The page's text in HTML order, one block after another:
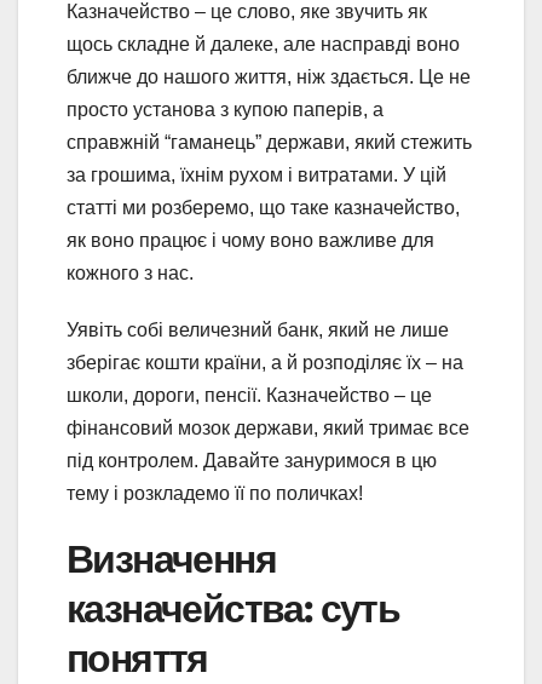
Казначейство – це слово, яке звучить як
щось складне й далеке, але насправді воно
ближче до нашого життя, ніж здається. Це не
просто установа з купою паперів, а
справжній “гаманець” держави, який стежить
за грошима, їхнім рухом і витратами. У цій
статті ми розберемо, що таке казначейство,
як воно працює і чому воно важливе для
кожного з нас.
Уявіть собі величезний банк, який не лише
зберігає кошти країни, а й розподіляє їх – на
школи, дороги, пенсії. Казначейство – це
фінансовий мозок держави, який тримає все
під контролем. Давайте зануримося в цю
тему і розкладемо її по поличках!
Визначення
казначейства: суть
поняття